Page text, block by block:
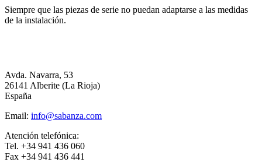
Siempre que las piezas de serie no puedan adaptarse a las medidas
de la instalación.
Avda. Navarra, 53
26141 Alberite (La Rioja)
España
Email: info@sabanza.com
Atención telefónica:
Tel. +34 941 436 060
Fax +34 941 436 441